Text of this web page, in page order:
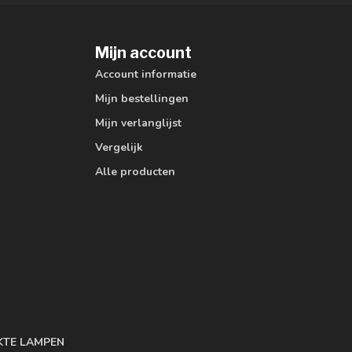
LAMPEN
Mijn account
Account informatie
Mijn bestellingen
Mijn verlanglijst
Vergelijk
Alle producten